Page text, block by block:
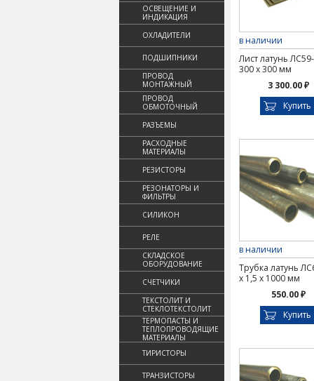
ОСВЕЩЕНИЕ И
ИНДИКАЦИЯ
ОХЛАДИТЕЛИ
ПОДШИПНИКИ
ПРОВОД
МОНТАЖНЫЙ
ПРОВОД
ОБМОТОЧНЫЙ
РАЗЪЕМЫ
РАСХОДНЫЕ
МАТЕРИАЛЫ
РЕЗИСТОРЫ
РЕЗОНАТОРЫ И
ФИЛЬТРЫ
СИЛИКОН
РЕЛЕ
СКЛАДСКОЕ
ОБОРУДОВАНИЕ
СЧЕТЧИКИ
ТЕКСТОЛИТ И
СТЕКЛОТЕКСТОЛИТ
ТЕРМОПАСТЫ И
ТЕПЛОПРОВОДЯЩИЕ
МАТЕРИАЛЫ
ТИРИСТОРЫ
ТРАНЗИСТОРЫ
в наличии
Лист латунь
300 х 300 мм
3 300.00 ₽
Купить
в наличии
Трубка латунь
х 1,5 х 1000 мм
550.00 ₽
Купить